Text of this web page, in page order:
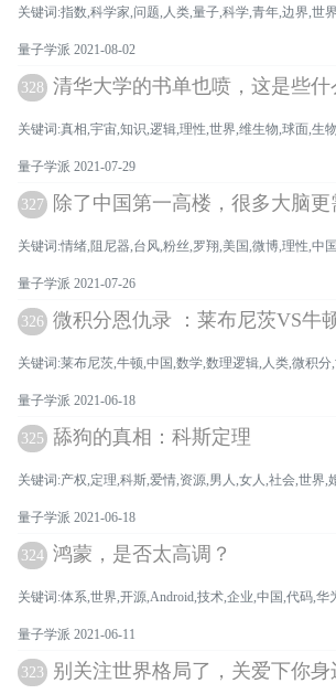
关键词:指数,科学家,问题,人类,量子,科学,青年,边界,世
量子学派 2021-08-02
328 清华大学的书单也喷，这是些什
关键词:真相,宇宙,知识,逻辑,理性,世界,维生物,球面,生
量子学派 2021-07-29
327 除了中国第一高楼，很多大脑更
关键词:情绪,阻尼器,台风,粉丝,罗翔,美国,微博,理性,中
量子学派 2021-07-26
326 微积分恩仇录 ：莱布尼茨VS牛
关键词:莱布尼茨,牛顿,中国,数学,数理逻辑,人类,微积
量子学派 2021-06-18
325 舔狗的真相：科斯定理
关键词:产权,定理,科斯,爱情,资源,男人,女人,社会,世界,
量子学派 2021-06-18
324 鸿蒙，是否太高调？
关键词:体系,世界,开源,Android,技术,企业,中国,代码,华
量子学派 2021-06-11
323 别关注世界格局了，关爱下你身